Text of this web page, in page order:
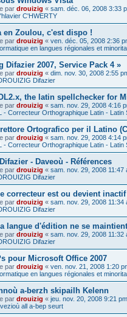
par drouizig « sam. déc. 06, 2008 3:33
C'HWERTY
en Zoulou, c'est dispo !
par drouizig « ven. déc. 05, 2008 2:36
en langues régionales et
Difazier 2007, Service Pack 4 »
par drouizig « dim. nov. 30, 2008 2:55
Difazier
the latin spellchecker for
par drouizig « sam. nov. 29, 2008 4:16
- Correcteur Orthographique Latin - Latin
Ortografico per il Latino
par drouizig « sam. nov. 29, 2008 4:14
- Correcteur Orthographique Latin - Latin
- Daveoù - Références
par drouizig « sam. nov. 29, 2008 11:47
Difazier
correcteur est ou devient
par drouizig « sam. nov. 29, 2008 11:34
Difazier
langue d'édition ne se
par drouizig « sam. nov. 29, 2008 11:32
Difazier
pour Microsoft Office 2007
par drouizig « ven. nov. 21, 2008 1:20
en langues régionales et
a-berzh skipailh Kelenn
par drouizig « jeu. nov. 20, 2008 9:21 pm
all a-bep seurt